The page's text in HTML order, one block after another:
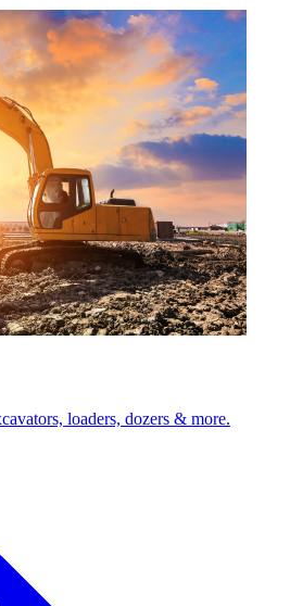
loaders, dozers & more.